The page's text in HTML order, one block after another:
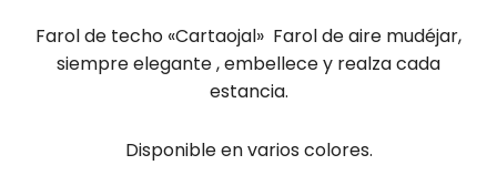
Farol de techo «Cartaojal» Farol de aire mudéjar,
siempre elegante , embellece y realza cada
estancia.
Disponible en varios colores.